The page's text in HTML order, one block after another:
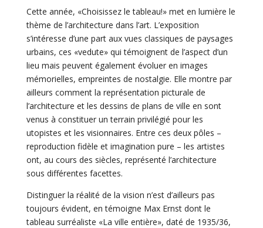
Cette année, «Choisissez le tableau!» met en lumière le
thème de l’architecture dans l’art. L’exposition
s’intéresse d’une part aux vues classiques de paysages
urbains, ces «vedute» qui témoignent de l’aspect d’un
lieu mais peuvent également évoluer en images
mémorielles, empreintes de nostalgie. Elle montre par
ailleurs comment la représentation picturale de
l’architecture et les dessins de plans de ville en sont
venus à constituer un terrain privilégié pour les
utopistes et les visionnaires. Entre ces deux pôles –
reproduction fidèle et imagination pure – les artistes
ont, au cours des siècles, représenté l’architecture
sous différentes facettes.
Distinguer la réalité de la vision n’est d’ailleurs pas
toujours évident, en témoigne Max Ernst dont le
tableau surréaliste «La ville entière», daté de 1935/36,